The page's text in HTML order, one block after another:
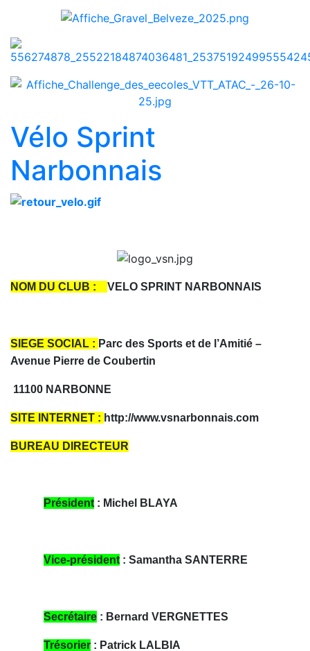
Vélo Sprint
Narbonnais
NOM DU CLUB : VELO SPRINT NARBONNAIS
SIEGE SOCIAL : Parc des Sports et de l’Amitié –
Avenue Pierre de Coubertin
11100 NARBONNE
SITE INTERNET : http://www.vsnarbonnais.com
BUREAU DIRECTEUR
Président : Michel BLAYA
Vice-président : Samantha SANTERRE
Secrétaire : Bernard VERGNETTES
Trésorier : Patrick LALBIA